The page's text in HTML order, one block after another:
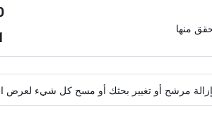
إزالة مرشح أو تغيير بحثك أو مسح كل شيء لعرض